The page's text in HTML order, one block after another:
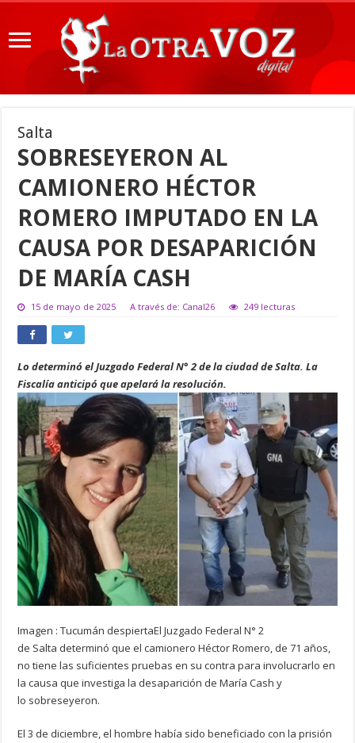
Salta
SOBRESEYERON AL
CAMIONERO HÉCTOR
ROMERO IMPUTADO EN LA
CAUSA POR DESAPARICIÓN
DE MARÍA CASH
15 de mayo de 2025 A través de: Canal26 249 lecturas
Lo determinó el Juzgado Federal N° 2 de la ciudad de Salta. La
Fiscalía anticipó queapelará la resolución.
Imagen : Tucumán despiertaEl Juzgado Federal N° 2
de Salta determinó que el camionero Héctor Romero, de 71 años,
no tiene las suficientes pruebas en su contra para involucrarlo en
la causa que investiga la desaparición de María Cash y
lo sobreseyeron.
El 3 de diciembre, el hombre había sido beneficiado con la prisión